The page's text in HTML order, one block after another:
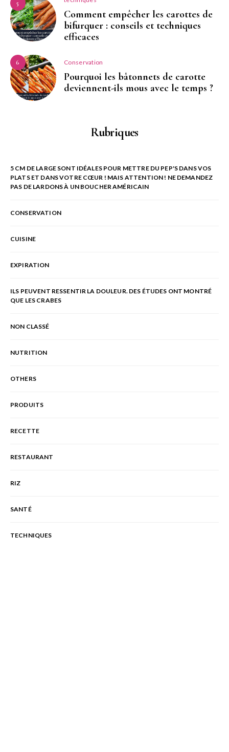
5
Comment empêcher les carottes de
bifurquer : conseils et techniques
efficaces
6 Conservation
Pourquoi les bâtonnets de carotte
deviennent-ils mous avec le temps ?
Rubriques
5 CM DE LARGE SONT IDÉALES POUR METTRE DU PEP'S DANS VOS
PLATS ET DANS VOTRE CŒUR ! MAIS ATTENTION ! NE DEMANDEZ
PAS DE LARDONS À UN BOUCHER AMÉRICAIN
CONSERVATION
CUISINE
EXPIRATION
ILS PEUVENT RESSENTIR LA DOULEUR. DES ÉTUDES ONT MONTRÉ
QUE LES CRABES
NON CLASSÉ
NUTRITION
OTHERS
PRODUITS
RECETTE
RESTAURANT
RIZ
SANTÉ
TECHNIQUES